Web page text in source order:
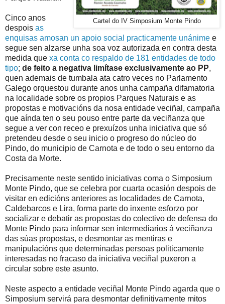
Cartel do IV Simposium Monte Pindo
Cinco anos
despois as
enquisas amosan un apoio social practicamente unánime e
segue sen alzarse unha soa voz autorizada en contra desta
medida que xa conta co respaldo de 181 entidades de todo
tipo; de feito a negativa limítase exclusivamente ao PP,
quen ademais de tumbala ata catro veces no Parlamento
Galego orquestou durante anos unha campaña difamatoria
na localidade sobre os propios Parques Naturais e as
propostas e motivacións da nosa entidade veciñal, campaña
que aínda ten o seu pouso entre parte da veciñanza que
segue a ver con receo e prexuízos unha iniciativa que só
pretendeu desde o seu inicio o progreso do núcleo do
Pindo, do municipio de Carnota e de todo o seu entorno da
Costa da Morte.
Precisamente neste sentido iniciativas coma o Simposium
Monte Pindo, que se celebra por cuarta ocasión despois de
visitar en edicións anteriores as localidades de Carnota,
Caldebarcos e Lira, forma parte do inxente esforzo por
socializar e debatir as propostas do colectivo de defensa do
Monte Pindo para informar sen intermediarios á veciñanza
das súas propostas, e desmontar as mentiras e
manipulacións que determinadas persoas politicamente
interesadas no fracaso da iniciativa veciñal puxeron a
circular sobre este asunto.
Neste aspecto a entidade veciñal Monte Pindo agarda que o
Simposium servirá para desmontar definitivamente mitos